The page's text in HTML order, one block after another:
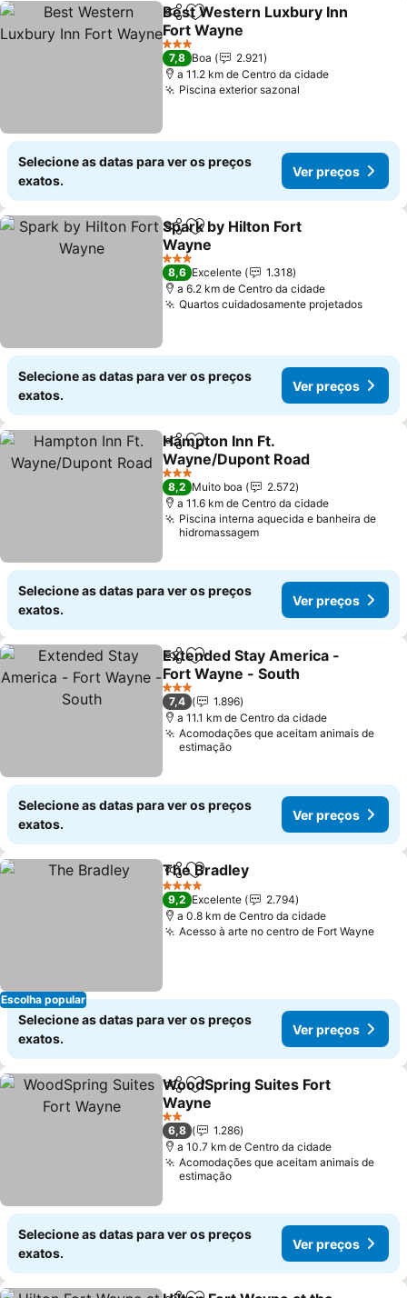
PartilharAdicionar aos favoritos
Best Western Luxbury Inn
Fort Wayne
Ver preços
3 Estrelas
7,8 Boa
2.921
a 11.2 km de Centro da cidade
Piscina exterior sazonal
Selecione as datas para ver os preços
exatos.
Ver preços
PartilharAdicionar aos favoritos
Spark by Hilton Fort
Wayne
Ver preços
3 Estrelas
8,6 Excelente
1.318
a 6.2 km de Centro da cidade
Quartos cuidadosamente projetadosVer
Selecione as datas para ver os preços
exatos.
Ver preços
PartilharAdicionar aos favoritos
Hampton Inn Ft.
Wayne/Dupont Road
Ver preços
3 Estrelas
8,2 Muito boa
2.572
a 11.6 km de Centro da cidade
Piscina interna aquecida e banheira de
hidromassagem
Selecione as datas para ver os preços
exatos.
Ver preços
PartilharAdicionar aos favoritos
Extended Stay America -
Fort Wayne - South
Ver preços
3 Estrelas
7,4
1.896
a 11.1 km de Centro da cidade
Acomodações que aceitam animais de
estimação
Selecione as datas para ver os preços
exatos.
Ver preços
Escolha popular
PartilharAdicionar aos favoritos
The Bradley
4 Estrelas
9,2 Excelente
2.794
a 0.8 km de Centro da cidade
Acesso à arte no centro de Fort WayneVer
Selecione as datas para ver os preços
exatos.
Ver preços
PartilharAdicionar aos favoritos
WoodSpring Suites Fort
Wayne
Ver preços
2 Estrelas
6,8
1.286
a 10.7 km de Centro da cidade
Acomodações que aceitam animais de
estimação
Selecione as datas para ver os preços
exatos.
Ver preços